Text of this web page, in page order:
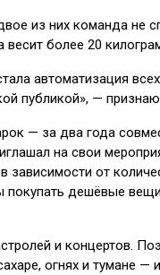
из них команда не
весит более 20
автоматизация
публикой», —
— за два года
на свои
зависимости от
покупать дешёвые
и концертов.
огнях и тумане —